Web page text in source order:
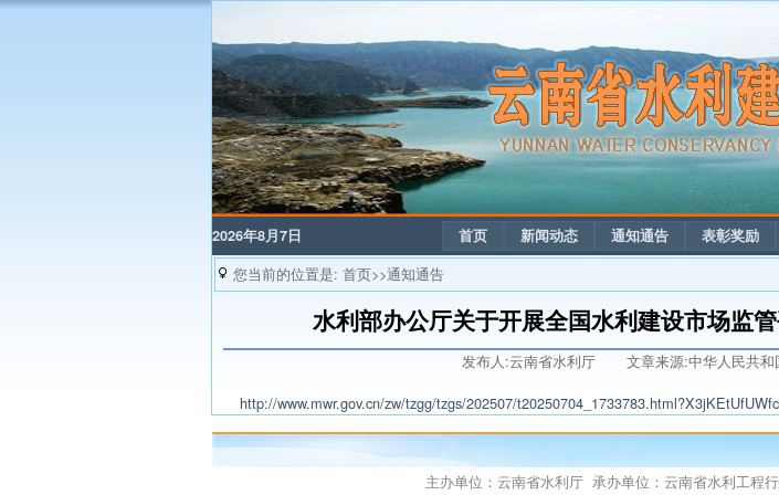
2026年8月7日 首页 新闻动态 通知通告 表彰奖励
您当前的位置是: 首页>>通知通告
水利部办公厅关于开展全国水利建设市场监
发布人:云南省水利厅 文章来源:中华人民共
http://www.mwr.gov.cn/zw/tzgg/tzgs/202507/
主办单位：云南省水利厅 承办单位：云南省水利工程